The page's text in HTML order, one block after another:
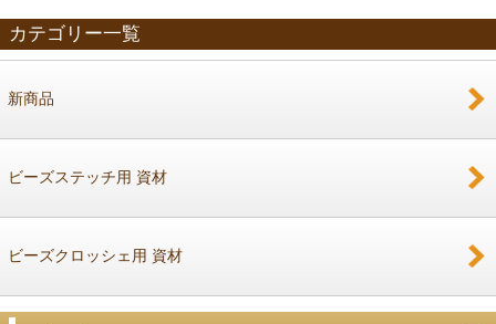
カテゴリー一覧
新商品
ビーズステッチ用 資材
ビーズクロッシェ用 資材